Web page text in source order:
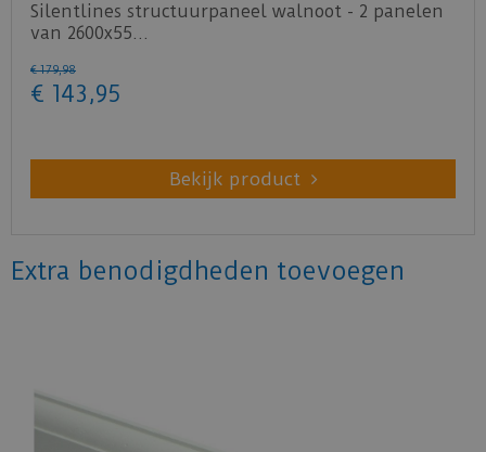
Silentlines structuurpaneel walnoot - 2 panelen
van 2600x55…
€ 179,98
€ 143 ,95
Bekijk product
Extra benodigdheden toevoegen